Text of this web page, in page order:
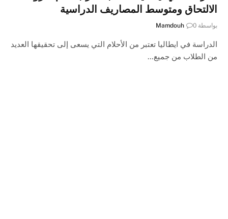
الالتحاق ومتوسط المصاريف الدراسية
بواسطة Mamdouh 0
الدراسة في ايطاليا تعتبر من الأحلام التي يسعى إلى تحقيقها العديد
من الطلاب من جميع…